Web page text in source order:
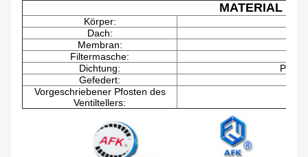
MATERIAL
Körper:
Dach:
Membran:
Filtermasche:
Dichtung:
Gefedert:
Vorgeschriebener Pfosten des
Ventiltellers: